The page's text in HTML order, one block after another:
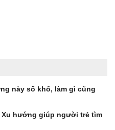
này số khổ, làm gì cũng
hướng giúp người trẻ tìm